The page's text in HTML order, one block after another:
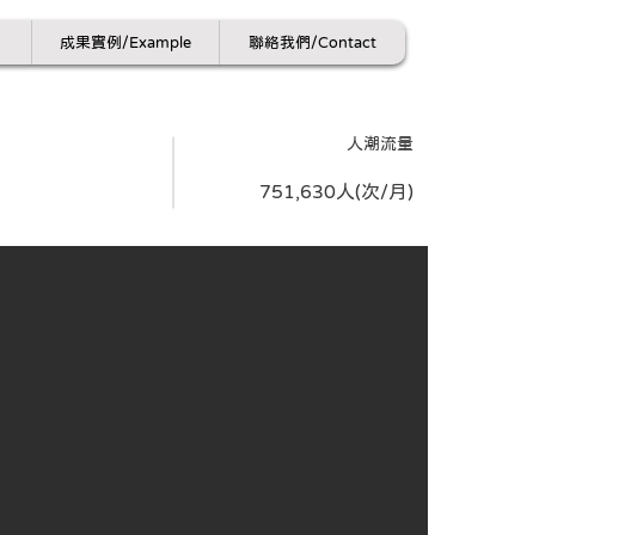
成果實例/Example 聯絡我們/Contact
​人潮流量
751,630人(次/月)